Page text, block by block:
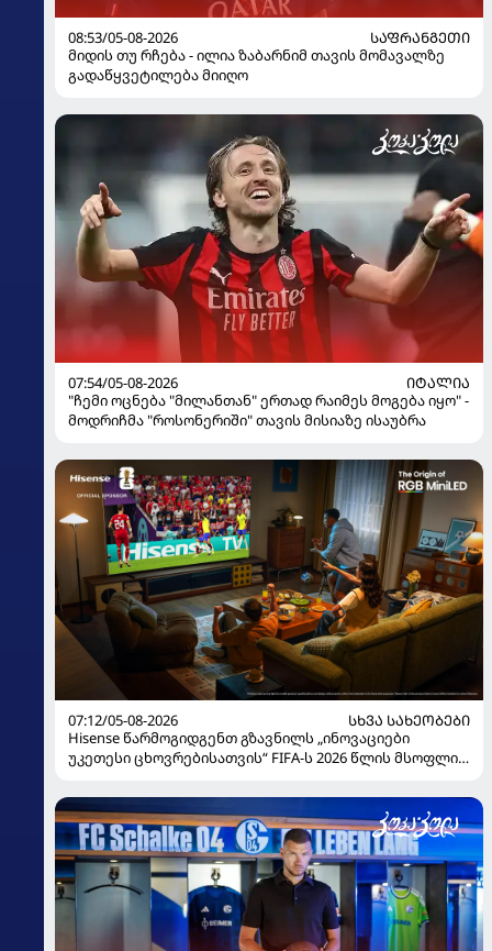
08:53/05-08-2026
ᲡᲐᲤᲠᲐᲜᲒᲔᲗᲘ
მიდის თუ რჩება - ილია ზაბარნიმ თავის მომავალზე
გადაწყვეტილება მიიღო
07:54/05-08-2026
ᲘᲢᲐᲚᲘᲐ
"ჩემი ოცნება "მილანთან" ერთად რაიმეს მოგება იყო" -
მოდრიჩმა "როსონერიში" თავის მისიაზე ისაუბრა
07:12/05-08-2026
ᲡᲮᲕᲐ ᲡᲐᲮᲔᲝᲑᲔᲑᲘ
Hisense წარმოგიდგენთ გზავნილს „ინოვაციები
უკეთესი ცხოვრებისათვის“ FIFA-ს 2026 წლის მსოფლიო